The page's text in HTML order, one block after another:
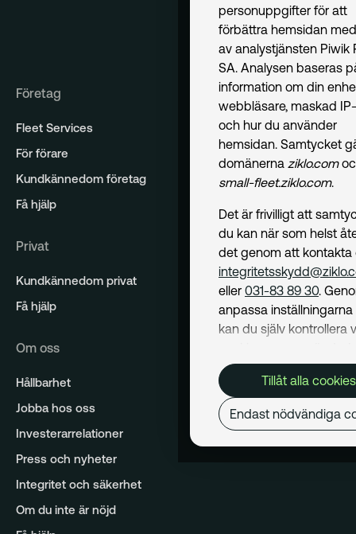
Företag
Fleet Services
För förare
Kundkännedom företag
Få hjälp
Privat
Kundkännedom privat
Få hjälp
Om oss
Hållbarhet
Jobba hos oss
Investerarrelationer
Press och nyheter
Integritet och säkerhet
Om du inte är nöjd
personuppgifter för att
förbättra hemsidan
av analystjänsten Piwik
SA. Analysen baseras
information om din
webbläsare, maskad
och hur du använder
hemsidan. Samtycket
domänerna ziklo.com
small-fleet.ziklo.com.
Det är frivilligt att
du kan när som helst
det genom att kontakta
eller 031-83 89 30.
anpassa
kan du själv kontrollera
Cookiepolicykan du
om hur vi använder
och hur du kan undvika
Mer om behandling av
personuppgifter hittar
Tillåt alla cookies
Endast nödvändiga